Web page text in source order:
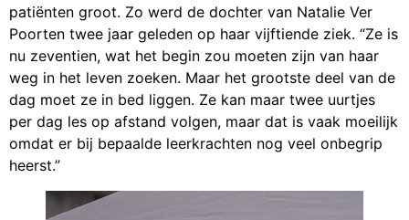
patiënten groot. Zo werd de dochter van Natalie Ver
Poorten twee jaar geleden op haar vijftiende ziek. “Ze is
nu zeventien, wat het begin zou moeten zijn van haar
weg in het leven zoeken. Maar het grootste deel van de
dag moet ze in bed liggen. Ze kan maar twee uurtjes
per dag les op afstand volgen, maar dat is vaak moeilijk
omdat er bij bepaalde leerkrachten nog veel onbegrip
heerst.”